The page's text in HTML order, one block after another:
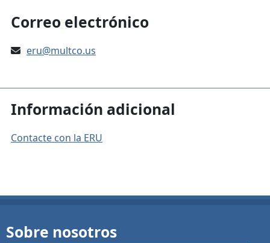
Correo electrónico
eru@multco.us
Información adicional
Contacte con la ERU
Sobre nosotros